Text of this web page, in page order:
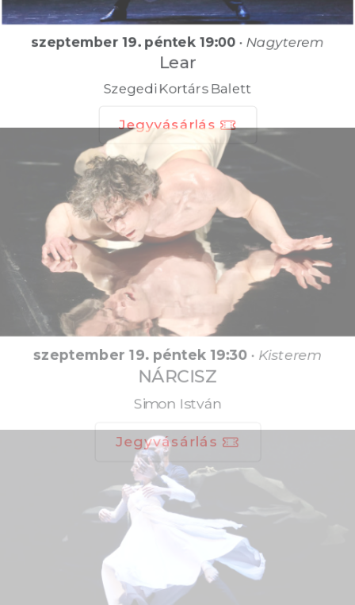
szeptember 19. péntek 19:00• Nagyterem
Lear
Szegedi Kortárs Balett
Jegyvásárlás
szeptember 19. péntek 19:30• Kisterem
NÁRCISZ
Simon István
Jegyvásárlás